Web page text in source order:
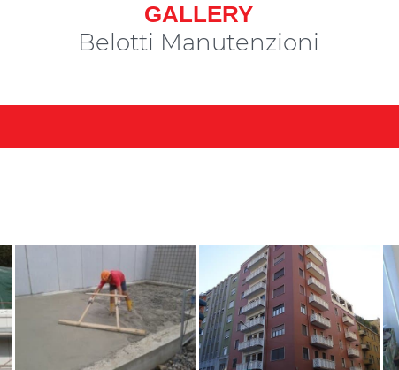
GALLERY
Belotti Manutenzioni